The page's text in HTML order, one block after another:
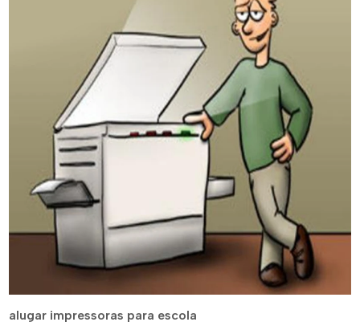
alugar impressoras para escola